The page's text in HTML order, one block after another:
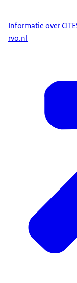
Informatie over
rvo.nl